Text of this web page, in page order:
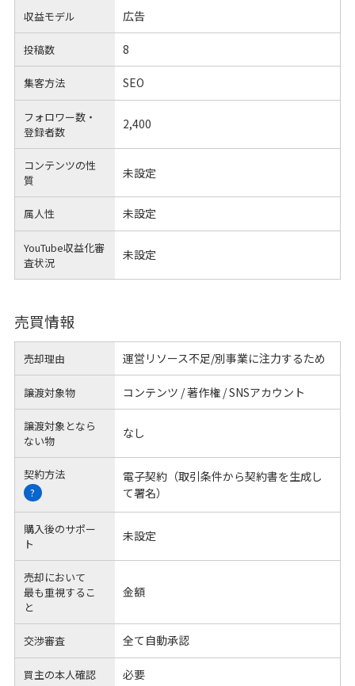
収益モデル 広告
投稿数 8
集客方法 SEO
フォロワー数・
登録者数
2,400
コンテンツの性
質
未設定
属人性 未設定
YouTube収益化審
査状況
未設定
売買情報
売却理由 運営リソース不足/別事業に注力するため
譲渡対象物 コンテンツ / 著作権 / SNSアカウント
譲渡対象となら
ない物
なし
契約方法
?
電子契約（取引条件から契約書を生成し
て署名）
購入後のサポー
ト
未設定
売却において
最も重視するこ
と
金額
交渉審査 全て自動承認
買主の本人確認 必要